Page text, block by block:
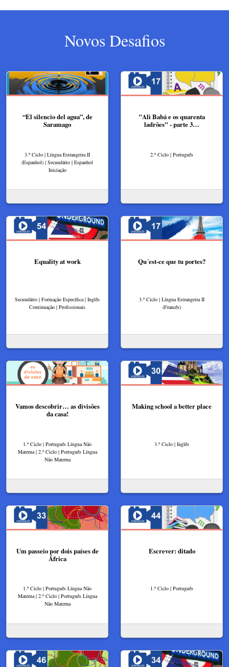
Novos Desafios
“El silencio del agua”, de
Saramago
3.º Ciclo | Língua Estrangeira II
(Espanhol) | Secundário | Espanhol
Iniciação
"Ali Babá e os quarenta
ladrões" - parte 3…
2.º Ciclo | Português
Equality at work
Secundário | Formação Específica | Inglês
Continuação | Profissionais
Qu´est-ce que tu portes?
3.º Ciclo | Língua Estrangeira II
(Francês)
Vamos descobrir… as divisões
da casa!
1.º Ciclo | Português Língua Não
Materna | 2.º Ciclo | Português Língua
Não Materna
Making school a better place
3.º Ciclo | Inglês
Um passeio por dois países de
África
1.º Ciclo | Português Língua Não
Materna | 2.º Ciclo | Português Língua
Não Materna
Escrever: ditado
1.º Ciclo | Português